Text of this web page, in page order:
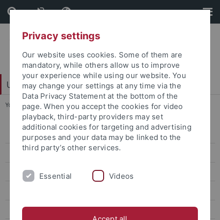
Skip
to
content
Skip
to
footer
Universitätsbibliothek
You are here: Startseite ... Ausstellungen
Veranstaltungen
Ausstellungen
Büchertürme
Dauerausstellungen
Privacy settings
Our website uses cookies. Some of them are
mandatory, while others allow us to improve
your experience while using our website. You
may change your settings at any time via the
Data Privacy Statement at the bottom of the
page. When you accept the cookies for video
playback, third-party providers may set
additional cookies for targeting and advertising
purposes and your data may be linked to the
third party’s other services.
Essential Videos